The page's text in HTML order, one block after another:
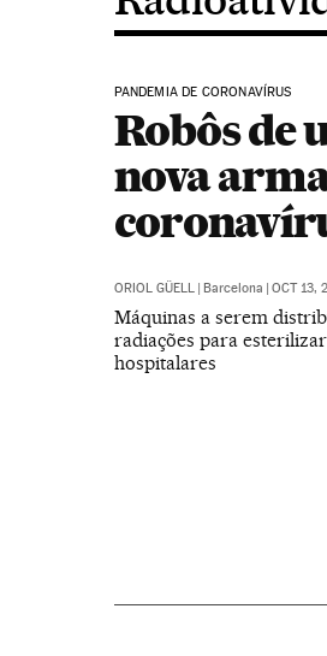
PANDEMIA DE CORONAVÍRUS
Robôs de
nova
ORIOL GÜELL | Barcelona | OCT 13,
Máquinas a serem
radiações para
hospitalares